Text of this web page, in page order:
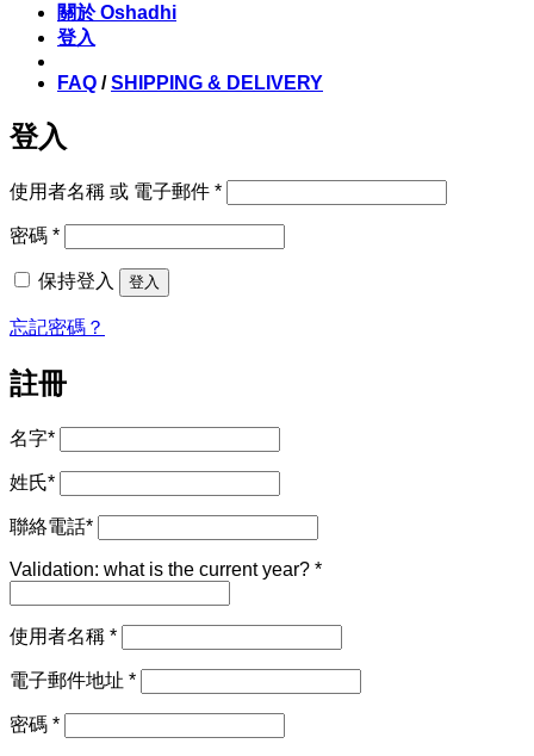
關於 Oshadhi
登入
FAQ /SHIPPING & DELIVERY
登入
使用者名稱 或 電子郵件 *必
密碼 *必
保持登入
登入
忘記密碼？
註冊
名字*
姓氏*
聯絡電話*
Validation: what is the current year? *
使用者名稱 *必
電子郵件地址 *必
密碼 *必